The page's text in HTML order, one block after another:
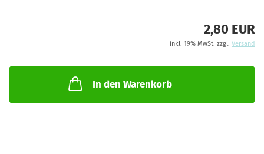
2,80 EUR
inkl. 19% MwSt. zzgl. Versand
In den Warenkorb